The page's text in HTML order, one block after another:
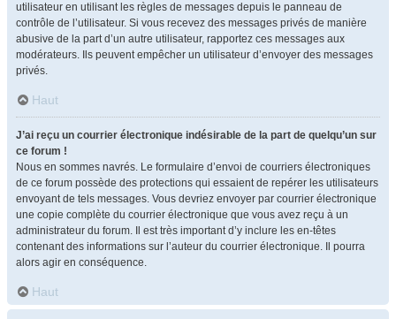
utilisateur en utilisant les règles de messages depuis le panneau de
contrôle de l’utilisateur. Si vous recevez des messages privés de manière
abusive de la part d’un autre utilisateur, rapportez ces messages aux
modérateurs. Ils peuvent empêcher un utilisateur d’envoyer des messages
privés.
Haut
J’ai reçu un courrier électronique indésirable de la part de quelqu’un sur
ce forum !
Nous en sommes navrés. Le formulaire d’envoi de courriers électroniques
de ce forum possède des protections qui essaient de repérer les utilisateurs
envoyant de tels messages. Vous devriez envoyer par courrier électronique
une copie complète du courrier électronique que vous avez reçu à un
administrateur du forum. Il est très important d’y inclure les en-têtes
contenant des informations sur l’auteur du courrier électronique. Il pourra
alors agir en conséquence.
Haut